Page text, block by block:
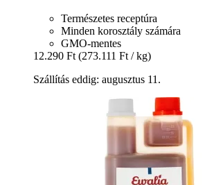
Természetes receptúra
Minden korosztály számára
GMO-mentes
12.290 Ft (273.111 Ft / kg)
Szállítás eddig: augusztus 11.